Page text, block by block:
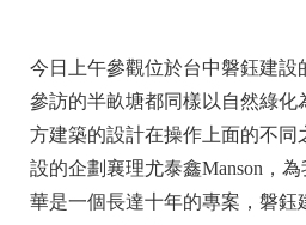
今日上午參觀位於台中磐鈺建設
參訪的半畝塘都同樣以自然綠化
方建築的設計在操作上面的不同
設的企劃襄理尤泰鑫Manson，
華是一個長達十年的專案，磐鈺